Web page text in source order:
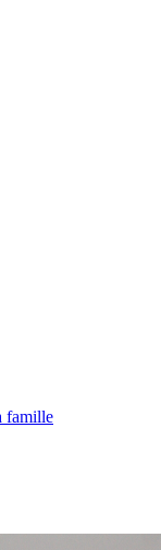
famille